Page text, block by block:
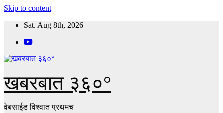
Skip to content
Sat. Aug 8th, 2026
खबरबात ३६०°
वेबसाईड विश्वात प्रथमच